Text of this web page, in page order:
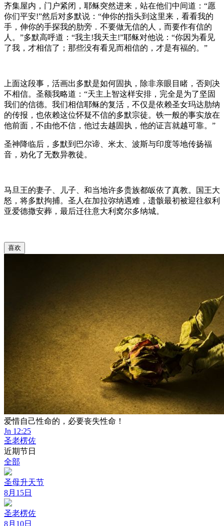
齐集屋内，门户紧闭，耶稣突然进来，站在他们中间道：“愿
你们平安!”然后对多默说：“伸你的指头到这里来，看看我的
手，伸你的手探我的肋旁．不要做无信的人，而要作有信的
人。”多默高呼道：“我主!我天主!”耶稣对他说：“你因为看见
了我，才相信了；那些没有看见而相信的，才是有福的。”
上面这段事，活画出多默是如何固执，除非亲眼目睹，否则决
不相信。圣额我略道：“天主上智这样安排，完全是为了坚固
我们的信德。我们相信耶稣的复活，不仅是依赖圣女玛达肋纳
的传报，也依赖这位怀疑不信的多默宗徒。铁一般的事实放在
他前面，不由他不信，他过去越固执，他的证言就越可靠。”
圣神降临后，多默到巴尔谛、米太、波斯与印度等地传扬福
音，劝化了无数异教徒。
马旦王的妻子、儿子、和当地许多贵族都皈依了真教。国王大
怒，将多默拘捕。圣人在加拉弥纳遇难，遗骸最初被迎往叙利
亚爱德撒安葬，最后迁往意大利窝尔多纳城。
喜欢
爱惜自己性命的，必要丧失性命！
Jn 12:25
圣老楞佐
近期节日
全部
圣母升天节
8月15日
圣老楞佐
8月10日